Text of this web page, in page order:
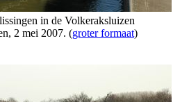
in de Volkeraksluizen
2 mei 2007. (groter formaat)